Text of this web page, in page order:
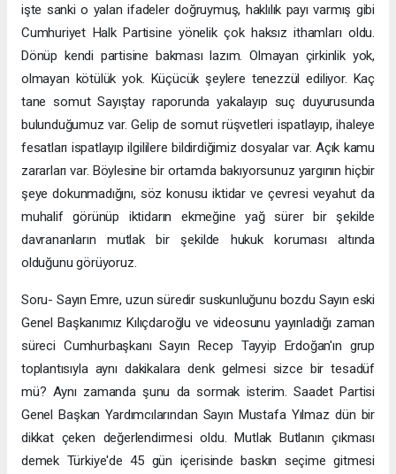
işte sanki o yalan ifadeler doğruymuş, haklılık payı varmış gibi
Cumhuriyet Halk Partisine yönelik çok haksız ithamları oldu.
Dönüp kendi partisine bakması lazım. Olmayan çirkinlik yok,
olmayan kötülük yok. Küçücük şeylere tenezzül ediliyor. Kaç
tane somut Sayıştay raporunda yakalayıp suç duyurusunda
bulunduğumuz var. Gelip de somut rüşvetleri ispatlayıp, ihaleye
fesatları ispatlayıp ilgililere bildirdiğimiz dosyalar var. Açık kamu
zararları var. Böylesine bir ortamda bakıyorsunuz yargının hiçbir
şeye dokunmadığını, söz konusu iktidar ve çevresi veyahut da
muhalif görünüp iktidarın ekmeğine yağ sürer bir şekilde
davrananların mutlak bir şekilde hukuk koruması altında
olduğunu görüyoruz.
Soru- Sayın Emre, uzun süredir suskunluğunu bozdu Sayın eski
Genel Başkanımız Kılıçdaroğlu ve videosunu yayınladığı zaman
süreci Cumhurbaşkanı Sayın Recep Tayyip Erdoğan'ın grup
toplantısıyla aynı dakikalara denk gelmesi sizce bir tesadüf
mü? Aynı zamanda şunu da sormak isterim. Saadet Partisi
Genel Başkan Yardımcılarından Sayın Mustafa Yılmaz dün bir
dikkat çeken değerlendirmesi oldu. Mutlak Butlanın çıkması
demek Türkiye'de 45 gün içerisinde baskın seçime gitmesi